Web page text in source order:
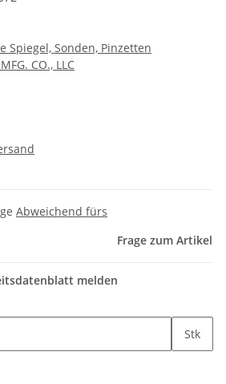
Spiegel, Sonden, Pinzetten
CO., LLC
Abweichend fürs
Frage zum Artikel
melden
Stk